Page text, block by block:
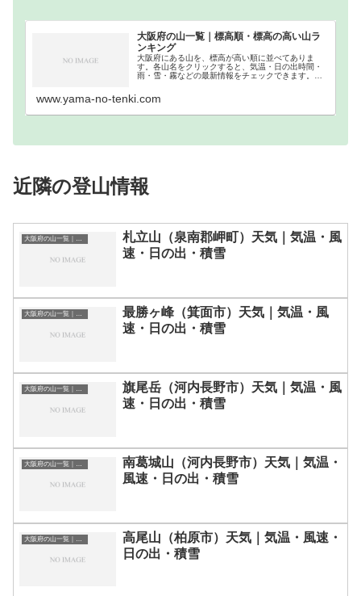
大阪府の山一覧｜標高順・標高の高い山ラ
ンキング
大阪府にある山を、標高が高い順に並べてありま
す。各山名をクリックすると、気温・日の出時間・
雨・雪・霧などの最新情報をチェックできます。大
www.yama-no-tenki.com
近隣の登山情報
大阪府の山一覧｜標高順・標高の高い山ランキング
札立山（泉南郡岬町）天気｜気温・風
速・日の出・積雪
大阪府の山一覧｜標高順・標高の高い山ランキング
最勝ヶ峰（箕面市）天気｜気温・風
速・日の出・積雪
大阪府の山一覧｜標高順・標高の高い山ランキング
旗尾岳（河内長野市）天気｜気温・風
速・日の出・積雪
南葛城山（河内長野市）天気｜気温・
風速・日の出・積雪
高尾山（柏原市）天気｜気温・風速・
日の出・積雪